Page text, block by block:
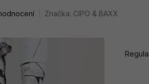
Značka: CIPO & BAXX